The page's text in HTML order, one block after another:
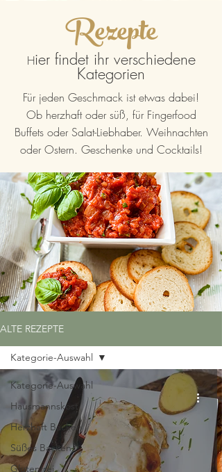
Rezepte
Hier findet ihr verschiedene
Kategorien
Für jeden Geschmack ist etwas dabei!
Ob herzhaft oder süß, für Fingerfood
Buffets oder Salat-Liebhaber. Weihnachten
oder Ostern. Geschenke und Cocktails!
ALTE REZEPTE
Kategorie-Auswahl
Hausmannskost
Herzhaft Backen
Süßes Backen
Glutenfrei
Kategorie-Auswahl